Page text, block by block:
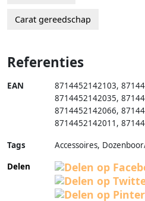
Carat gereedschap
Referenties
EAN 8714452142103,
8714452142035,
8714452142066,
8714452142011 ,
Tags
Accessoires,
Delen